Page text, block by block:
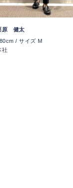
原 健太
/ サイズ M
社